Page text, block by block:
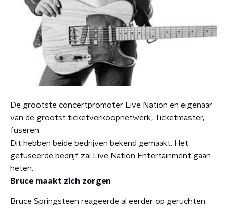
De grootste concertpromoter Live Nation en eigenaar
van de grootst ticketverkoopnetwerk, Ticketmaster,
fuseren.
Dit hebben beide bedrijven bekend gemaakt. Het
gefuseerde bedrijf zal Live Nation Entertainment gaan
heten.
Bruce maakt zich zorgen
Bruce Springsteen reageerde al eerder op geruchten